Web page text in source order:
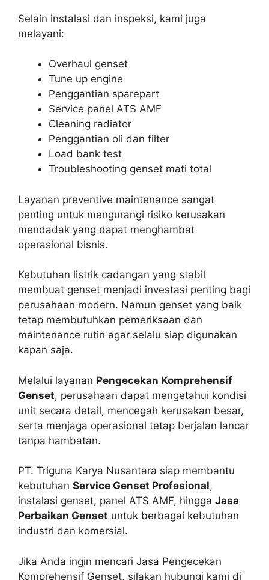
Selain instalasi dan inspeksi, kami juga
melayani:
Overhaul genset
Tune up engine
Penggantian sparepart
Service panel ATS AMF
Cleaning radiator
Penggantian oli dan filter
Load bank test
Troubleshooting genset mati total
Layanan preventive maintenance sangat
penting untuk mengurangi risiko kerusakan
mendadak yang dapat menghambat
operasional bisnis.
Kebutuhan listrik cadangan yang stabil
membuat genset menjadi investasi penting bagi
perusahaan modern. Namun genset yang baik
tetap membutuhkan pemeriksaan dan
maintenance rutin agar selalu siap digunakan
kapan saja.
Melalui layanan Pengecekan Komprehensif
Genset, perusahaan dapat mengetahui kondisi
unit secara detail, mencegah kerusakan besar,
serta menjaga operasional tetap berjalan lancar
tanpa hambatan.
PT. Triguna Karya Nusantara siap membantu
kebutuhan Service Genset Profesional,
instalasi genset, panel ATS AMF, hingga Jasa
Perbaikan Genset untuk berbagai kebutuhan
industri dan komersial.
Jika Anda ingin mencari Jasa Pengecekan
Komprehensif Genset, silakan hubungi kami di